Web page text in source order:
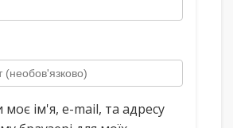
моє ім'я, e-mail, та адресу